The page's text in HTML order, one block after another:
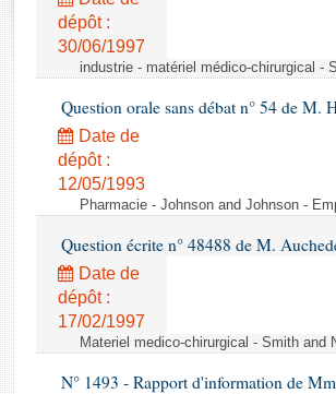
Rapports d'enquête
Rapports législatifs
Dossiers législatifs
Budget et sécurité sociale
Questions écrites et orales
dépôt :
30/06/1997
industrie - matériel médico-chirurgical -
Question orale sans débat n° 54 de M.
Date de
dépôt :
12/05/1993
Pharmacie - Johnson and Johnson -
Question écrite n° 48488 de M.
Date de
dépôt :
17/02/1997
Materiel medico-chirurgical - Smith and
N° 1493 - Rapport d'information de